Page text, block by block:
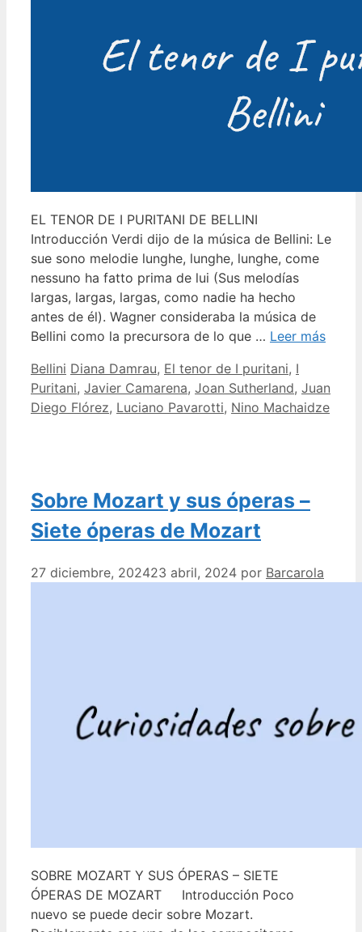
EL TENOR DE I PURITANI DE BELLINI
Introducción Verdi dijo de la música de Bellini: Le
sue sono melodie lunghe, lunghe, lunghe, come
nessuno ha fatto prima de lui (Sus melodías
largas, largas, largas, como nadie ha hecho
antes de él). Wagner consideraba la música de
Bellini como la precursora de lo que … Leer más
Categorías
Bellini Etiquetas
Diana Damrau, El tenor de I puritani, I
Puritani, Javier Camarena, Joan Sutherland, Juan
Diego Flórez, Luciano Pavarotti, Nino Machaidze
Sobre Mozart y sus óperas –
Siete óperas de Mozart
27 diciembre, 202423 abril, 2024 por Barcarola
SOBRE MOZART Y SUS ÓPERAS – SIETE
ÓPERAS DE MOZART Introducción Poco
nuevo se puede decir sobre Mozart.